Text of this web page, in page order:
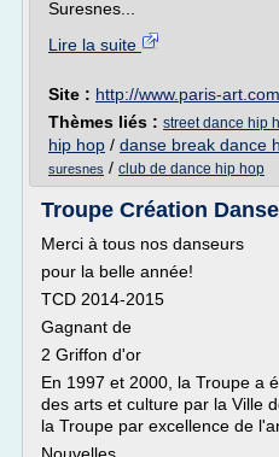
Suresnes...
Lire la suite
Site : http://www.paris-art.com
Thèmes liés : street dance hip
hip hop / danse break dance
suresnes / club de dance hip hop
Troupe Création Danse
Merci à tous nos danseurs
pour la belle année!
TCD 2014-2015
Gagnant de
2 Griffon d'or
En 1997 et 2000, la Troupe a
des arts et culture par la Ville
la Troupe par excellence de